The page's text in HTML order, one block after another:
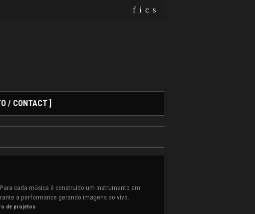
f i c s
/ CONTACT ]
cada música é construído um instrumento em
a performance gerando imagens ao vivo.
de projetos